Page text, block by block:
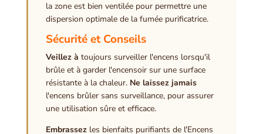
la zone est bien ventilée pour permettre une
dispersion optimale de la fumée purificatrice.
Sécurité et Conseils
Veillez à toujours surveiller l'encens lorsqu'il
brûle et à garder l'encensoir sur une surface
résistante à la chaleur. Ne laissez jamais
l'encens brûler sans surveillance, pour assurer
une utilisation sûre et efficace.
Embrassezles bienfaits purifiants de l'Encens